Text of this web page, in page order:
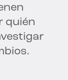
quién